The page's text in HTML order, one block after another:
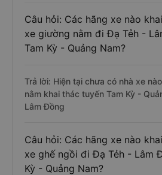
Câu hỏi: Các hãng xe nào
xe giường nằm đi Đạ Tẻh -
Tam Kỳ - Quảng Nam?
Trả lời: Hiện tại chưa có nhà xe
nằm khai thác tuyến Tam Kỳ -
Lâm Đồng
Câu hỏi: Các hãng xe nào
xe ghế ngồi đi Đạ Tẻh - Lâm
Kỳ - Quảng Nam?